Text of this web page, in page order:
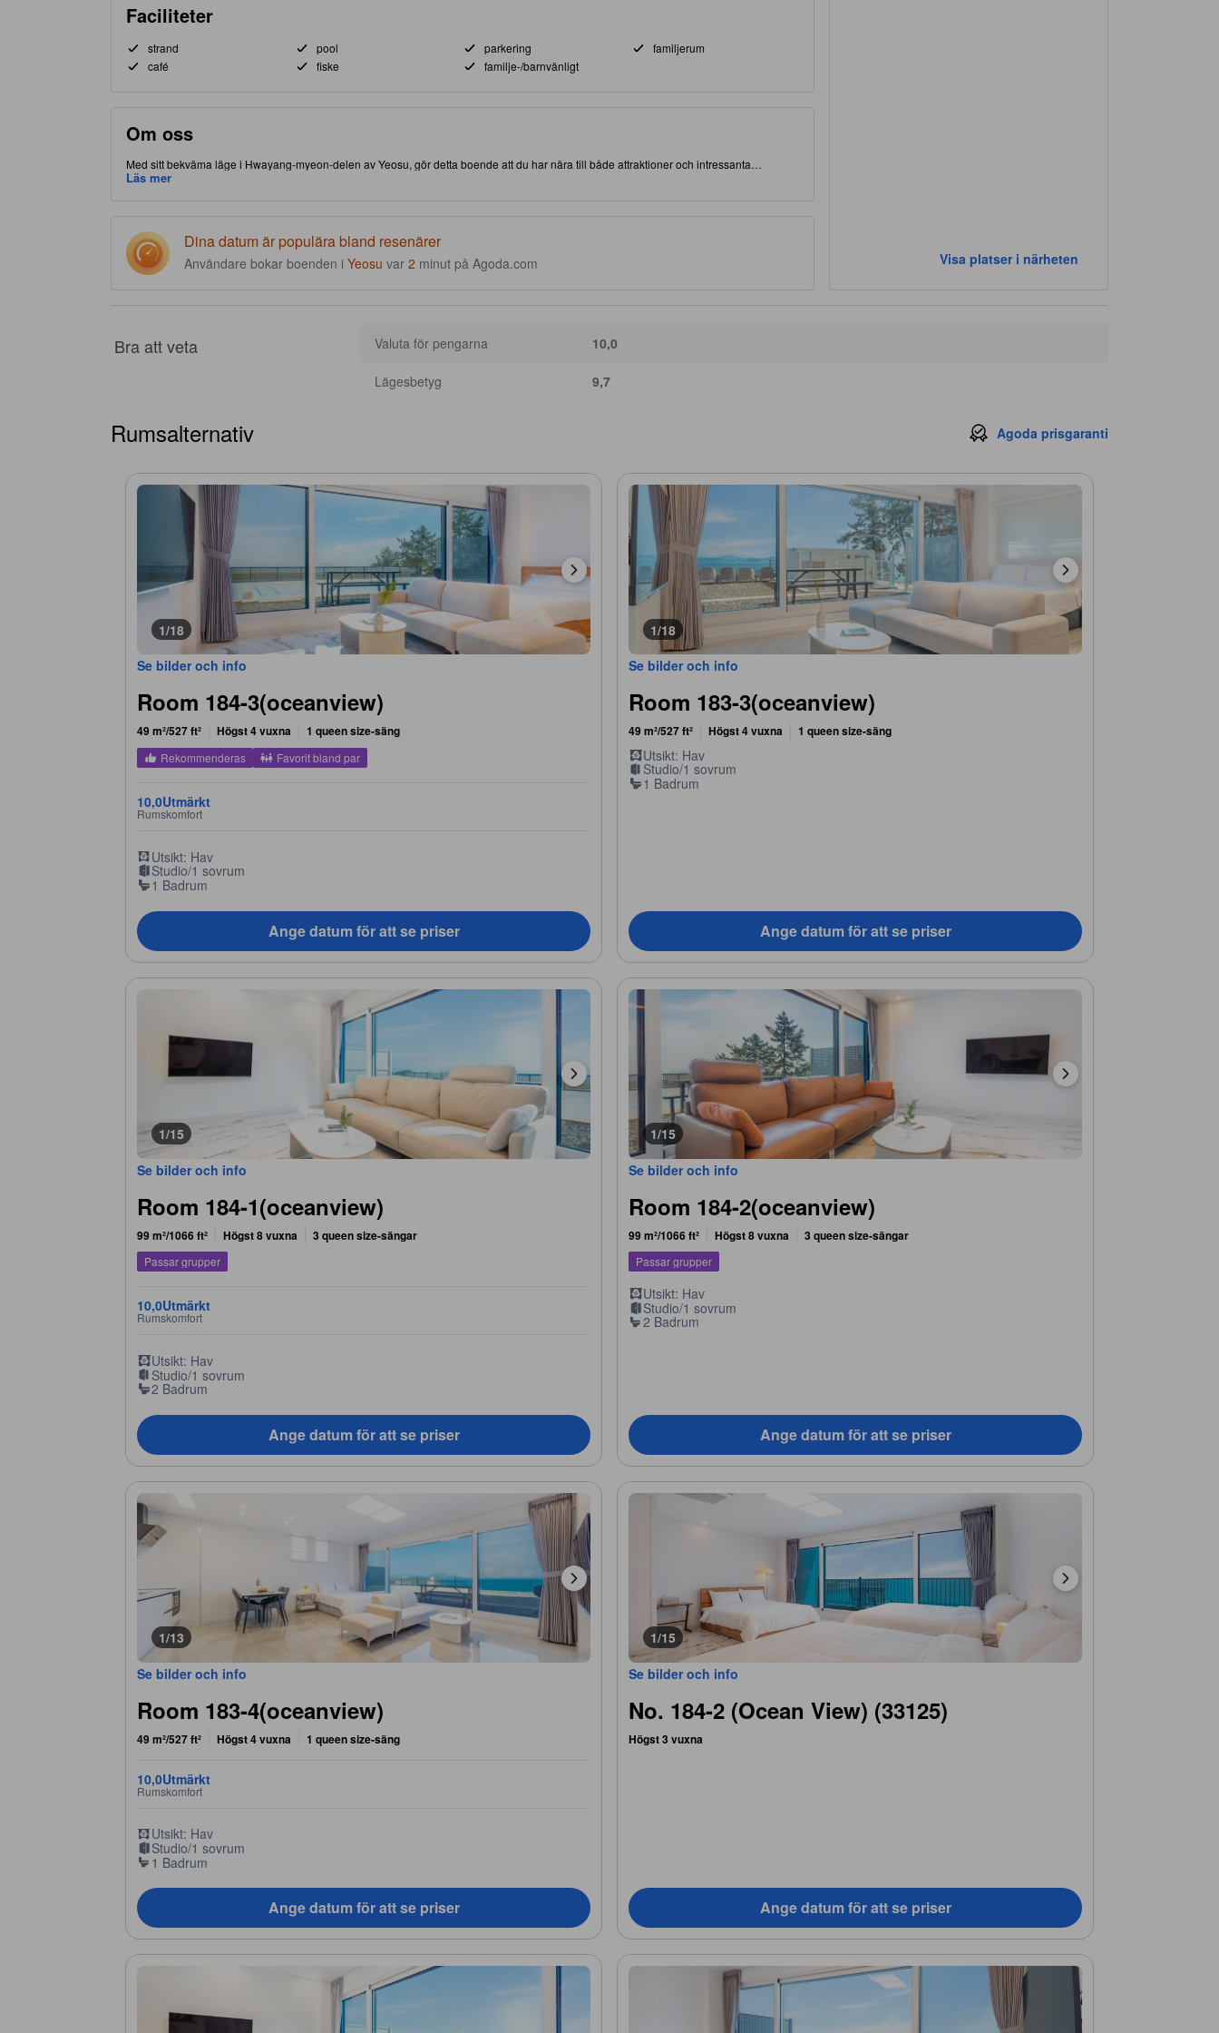
Faciliteter
strand pool parkering
familjerum
café
fiske familje-/barnvänligt
Om oss
Med sitt bekväma läge i Hwayang-myeon-delen av Yeosu, gör detta boende att du har nära till både attraktioner och intressanta
matställen. Åk inte härifrån förrän du besökt välkända Yeosus flygplats. Det här 4.0-stjärniga boendet erbjuder utomhuspool för att göra
Läs mer
Dina datum är populära bland resenärer
Användare bokar boenden i Yeosu var 2 minut på Agoda.com Visa platser i närheten
Bra att veta Valuta för pengarna 10,0
Lägesbetyg 9,7
Rumsalternativ Agoda prisgaranti
1/18
Se bilder och info
Room 184-3(oceanview)
49 m²/527 ft² Högst 4 vuxna 1 queen size-säng
Rekommenderas Favorit bland par
10,0Utmärkt
Rumskomfort
Utsikt: Hav
Studio/1 sovrum
1 Badrum
Ange datum för att se priser
1/18
Se bilder och info
Room 183-3(oceanview)
49 m²/527 ft² Högst 4 vuxna 1 queen size-säng
Utsikt: Hav
Studio/1 sovrum
1 Badrum
Ange datum för att se priser
1/15
Se bilder och info
Room 184-1(oceanview)
99 m²/1066 ft² Högst 8 vuxna 3 queen size-sängar
Passar grupper
10,0Utmärkt
Rumskomfort
Utsikt: Hav
Studio/1 sovrum
2 Badrum
Ange datum för att se priser
1/15
Se bilder och info
Room 184-2(oceanview)
99 m²/1066 ft² Högst 8 vuxna 3 queen size-sängar
Passar grupper
Utsikt: Hav
Studio/1 sovrum
2 Badrum
Ange datum för att se priser
1/13
Se bilder och info
Room 183-4(oceanview)
49 m²/527 ft² Högst 4 vuxna 1 queen size-säng
10,0Utmärkt
Rumskomfort
Utsikt: Hav
Studio/1 sovrum
1 Badrum
Ange datum för att se priser
1/15
Se bilder och info
No. 184-2 (Ocean View) (33125)
Högst 3 vuxna
Ange datum för att se priser